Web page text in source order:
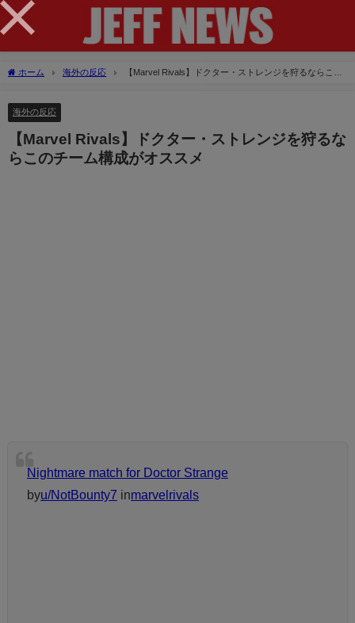
ホーム 海外の反応
【Marvel Rivals】ドクター・ストレンジを狩るならこの
海外の反応
【Marvel Rivals】ドクター・ストレンジを狩るな
らこのチーム構成がオススメ
Nightmare match for Doctor Strange
byu/NotBounty7 inmarvelrivals
×